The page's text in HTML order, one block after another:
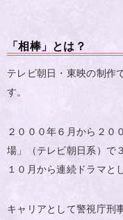
「相棒」とは？
テレビ朝日・東映の制作
す。
２０００年６月から２０
場」（テレビ朝日系）で
１０月から連続ドラマと
キャリアとして警視庁刑